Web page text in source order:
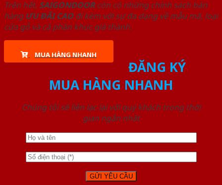
Trên hết, SAIGONDOORcòn có những chính sách bán
hàng ƯU ĐÃI CAOđi kèm với sự đa dạng về mẫu mã, loại
cửa gỗ và cả phân khúc giá thành.
MUA HÀNG NHANH
ĐĂNG KÝ
MUA HÀNG NHANH
Chúng tôi sẽ liên lạc lại với quý khách trong thời
gian ngắn nhất